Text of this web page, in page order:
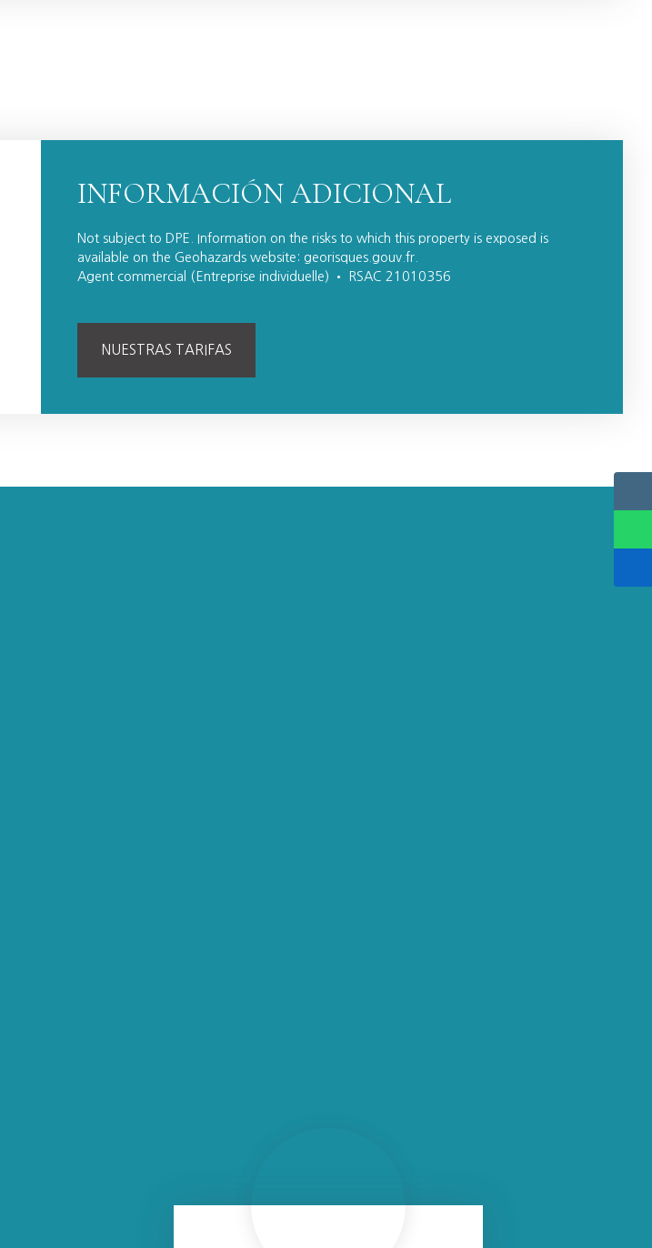
INFORMACIÓN ADICIONAL
Not subject to DPE. Information on the risks to which this property is exposed is
available on the Geohazards website: georisques.gouv.fr.
Agent commercial (Entreprise individuelle) • RSAC 21010356
NUESTRAS TARIFAS